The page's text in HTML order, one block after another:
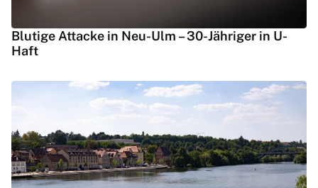
Blutige Attacke in Neu-Ulm – 30-Jähriger in U-
Haft